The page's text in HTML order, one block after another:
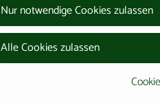
Nur notwendige Cookies zulassen
Alle Cookies zulassen